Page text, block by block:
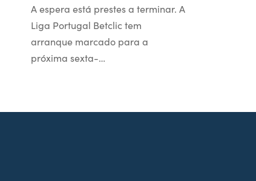
A espera está prestes a terminar. A
Liga Portugal Betclic tem
arranque marcado para a
próxima sexta-…